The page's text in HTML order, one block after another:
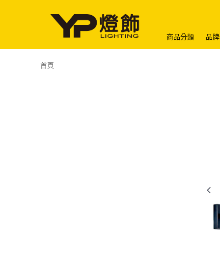
商品分類 品
首頁